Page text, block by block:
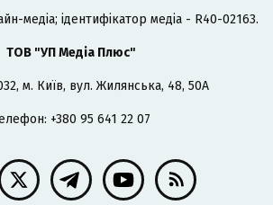
медіа; ідентифікатор медіа - R40-02163.
ТОВ "УП Медіа Плюс"
м. Київ, вул. Жилянська, 48, 50А
+380 95 641 22 07